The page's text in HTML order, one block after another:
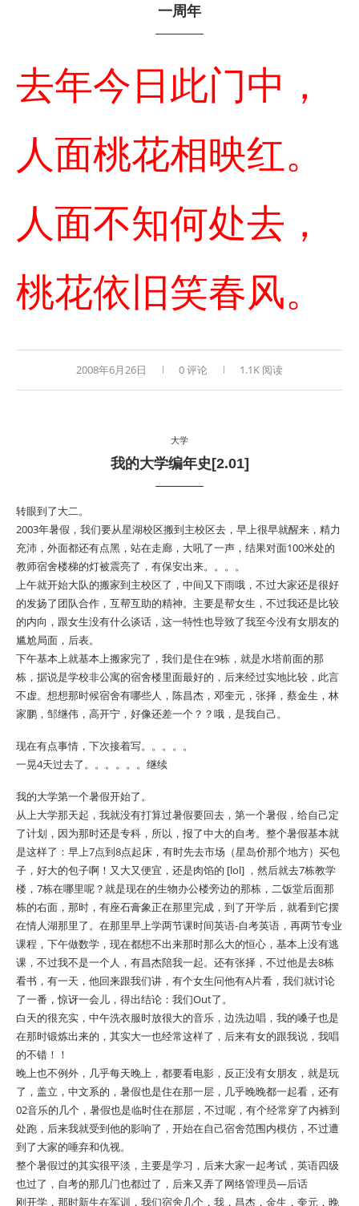
一周年
去年今日此门中，
人面桃花相映红。
人面不知何处去，
桃花依旧笑春风。
2008年6月26日 0 评论 1.1K 阅读
大学
我的大学编年史[2.01]
转眼到了大二。
2003年暑假，我们要从星湖校区搬到主校区去，早上很早就醒来，精力
充沛，外面都还有点黑，站在走廊，大吼了一声，结果对面100米处的
教师宿舍楼梯的灯被震亮了，有保安出来。。。。
上午就开始大队的搬家到主校区了，中间又下雨哦，不过大家还是很好
的发扬了团队合作，互帮互助的精神。主要是帮女生，不过我还是比较
的内向，跟女生没有什么谈话，这一特性也导致了我至今没有女朋友的
尴尬局面，后表。
下午基本上就基本上搬家完了，我们是住在9栋，就是水塔前面的那
栋，据说是学校非公寓的宿舍楼里面最好的，后来经过实地比较，此言
不虚。想想那时候宿舍有哪些人，陈昌杰，邓奎元，张择，蔡金生，林
家鹏，邹继伟，高开宁，好像还差一个？？哦，是我自己。
现在有点事情，下次接着写。。。。。
一晃4天过去了。。。。。。继续
我的大学第一个暑假开始了。
从上大学那天起，我就没有打算过暑假要回去，第一个暑假，给自己定
了计划，因为那时还是专科，所以，报了中大的自考。整个暑假基本就
是这样了：早上7点到8点起床，有时先去市场（星岛价那个地方）买包
子，好大的包子啊！又大又便宜，还是肉馅的 [lol] ，然后就去7栋教学
楼，7栋在哪里呢？就是现在的生物办公楼旁边的那栋，二饭堂后面那
栋的右面，那时，有座石膏象正在那里完成，到了开学后，就看到它摆
在情人湖那里了。在那里早上学两节课时间英语-自考英语，再两节专业
课程，下午做数学，现在都想不出来那时那么大的恒心，基本上没有逃
课，不过我不是一个人，有昌杰陪我一起。还有张择，不过他是去8栋
看书，有一天，他回来跟我们讲，有个女生问他有A片看，我们就讨论
了一番，惊讶一会儿，得出结论：我们Out了。
白天的很充实，中午洗衣服时放很大的音乐，边洗边唱，我的嗓子也是
在那时锻炼出来的，其实大一也经常这样了，后来有女的跟我说，我唱
的不错！！
晚上也不例外，几乎每天晚上，都要看电影，反正没有女朋友，就是玩
了，盖立，中文系的，暑假也是住在那一层，几乎晚晚都一起看，还有
02音乐的几个，暑假也是临时住在那层，不过呢，有个经常穿了内裤到
处跑，后来我就受到他的影响了，开始在自己宿舍范围内模仿，不过遭
到了大家的唾弃和仇视。
整个暑假过的其实很平淡，主要是学习，后来大家一起考试，英语四级
也过了，自考的那几门也都过了，后来又弄了网络管理员—后话
刚开学，那时新生在军训，我们宿舍几个，我，昌杰，金生，奎元，晚